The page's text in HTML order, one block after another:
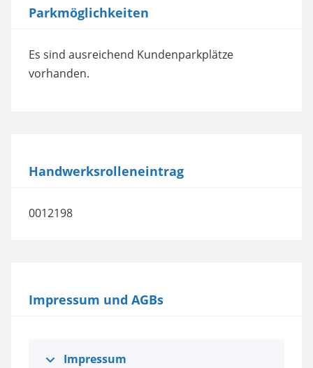
powered byUsercentrics Consent
Management Platform
Parkmöglichkeiten
Es sind ausreichend Kundenparkplätze
vorhanden.
Handwerksrolleneintrag
0012198
Impressum und AGBs
Impressum